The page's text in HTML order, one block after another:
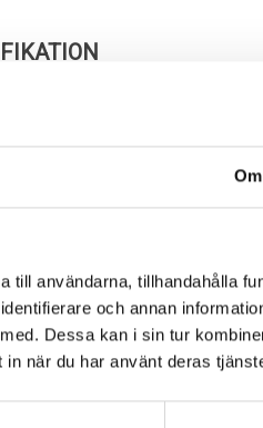
Om
till användarna, tillhandahålla
och annan
Dessa kan i sin tur
när du har använt deras